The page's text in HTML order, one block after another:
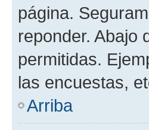
página.
reponder. Abajo
permitidas.
las encuestas,
Arriba